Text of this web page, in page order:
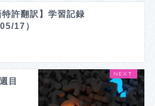
特許翻訳】学習記録
17）
目